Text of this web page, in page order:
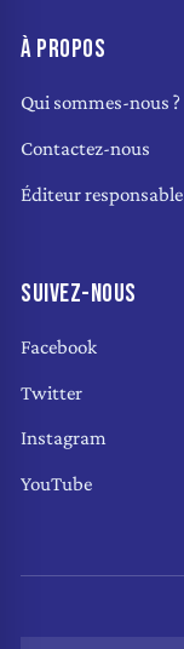
À PROPOS
Qui sommes-nous ?
Contactez-nous
Éditeur responsable
SUIVEZ-NOUS
Facebook
Twitter
Instagram
YouTube